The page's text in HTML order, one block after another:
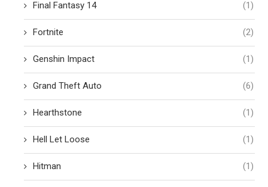
Final Fantasy 14 (1)
Fortnite (2)
Genshin Impact (1)
Grand Theft Auto (6)
Hearthstone (1)
Hell Let Loose (1)
Hitman (1)